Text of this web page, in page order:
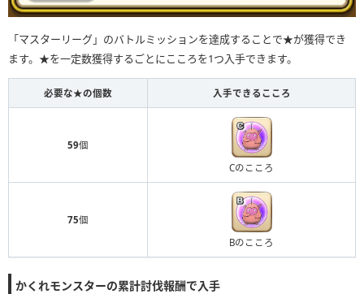
「マスターリーグ」のバトルミッションを達成することで★が獲得でき
ます。★を一定数獲得するごとにこころを1つ入手できます。
必要な★の個数 入手できるこころ
59個
Cのこころ
75個
Bのこころ
かくれモンスターの累計討伐報酬で入手